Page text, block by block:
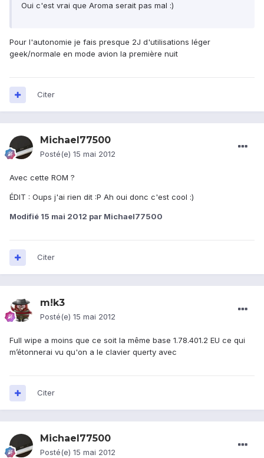
Oui c'est vrai que Aroma serait pas mal :)
Pour l'autonomie je fais presque 2J d'utilisations léger
geek/normale en mode avion la première nuit
Citer
Michael77500
Posté(e) 15 mai 2012
Avec cette ROM ?
ÉDIT : Oups j'ai rien dit :P Ah oui donc c'est cool :)
Modifié 15 mai 2012 par Michael77500
Citer
m!k3
Posté(e) 15 mai 2012
Full wipe a moins que ce soit la même base 1.78.401.2 EU ce qui
m’étonnerai vu qu'on a le clavier querty avec
Citer
Michael77500
Posté(e) 15 mai 2012